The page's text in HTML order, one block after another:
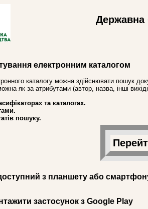
Державна
електронним каталогом
каталогу можна здійснювати пошук
як за атрибутами (автор, назва, інші
та каталогах.
пошуку.
з планшету або
застосунок з Google Play